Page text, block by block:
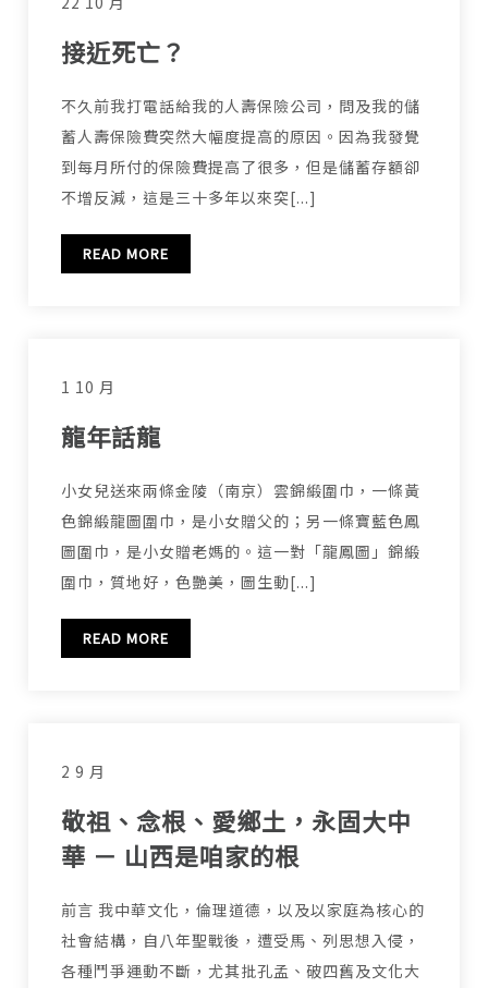
接近死亡？
不久前我打電話給我的人壽保險公司，問及我的儲
蓄人壽保險費突然大幅度提高的原因。因為我發覺
到每月所付的保險費提高了很多，但是儲蓄存額卻
不增反減，這是三十多年以來突[...]
READ MORE
1 10 月
龍年話龍
小女兒送來兩條金陵（南京）雲錦緞圍巾，一條黃
色錦緞龍圖圍巾，是小女贈父的；另一條寶藍色鳳
圖圍巾，是小女贈老媽的。這一對「龍鳳圖」錦緞
圍巾，質地好，色艷美，圖生動[...]
READ MORE
2 9 月
敬祖、念根、愛鄉土，永固大中
華 － 山西是咱家的根
前言 我中華文化，倫理道德，以及以家庭為核心的
社會結構，自八年聖戰後，遭受馬、列思想入侵，
各種鬥爭運動不斷，尤其批孔孟、破四舊及文化大